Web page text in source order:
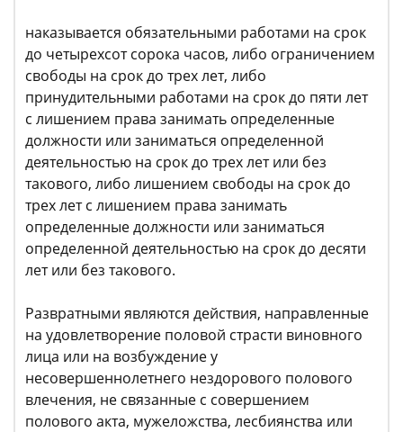
наказывается обязательными работами на срок
до четырехсот сорока часов, либо ограничением
свободы на срок до трех лет, либо
принудительными работами на срок до пяти лет
с лишением права занимать определенные
должности или заниматься определенной
деятельностью на срок до трех лет или без
такового, либо лишением свободы на срок до
трех лет с лишением права занимать
определенные должности или заниматься
определенной деятельностью на срок до десяти
лет или без такового.
Развратными являются действия, направленные
на удовлетворение половой страсти виновного
лица или на возбуждение у
несовершеннолетнего нездорового полового
влечения, не связанные с совершением
полового акта, мужеложства, лесбиянства или